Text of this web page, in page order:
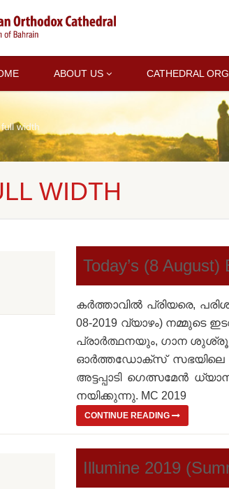
ABOUT US CATHEDRAL
width
WIDTH
Today’s (8
കർത്താവിൽ പ്രിയരെ,
08-2019 വ്യാഴം)
പ്രാർത്ഥനയും, ഗാന
ഓര്‍ത്തഡോക്സ് സഭയിലെ
അട്ടപ്പാടി ഗെത്സമേന്‍
നയിക്കുന്നു. MC 2019
CONTINUE READING
Illumine 2019